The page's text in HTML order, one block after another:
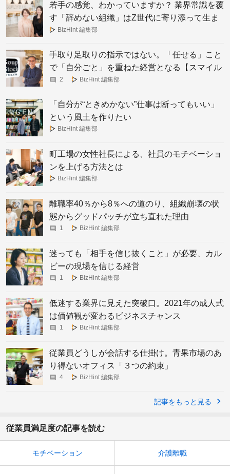
若手の感覚、わかっていますか？ 業界常識を覆
す「辞めない組織」はZ世代に寄り添って生ま
れた。
BizHint 編集部
手取り足取りの指示ではない。「任せる」こと
で「自分ごと」を重ねた経営となる【スマイル
ズ・遠山正道さん】
2 BizHint 編集部
「自分が“ときめかない”仕事は断ってもいい」
という風土を作りたい
BizHint 編集部
町工場の女性社長による、社員のモチベーショ
ンを上げる方法とは
BizHint 編集部
離職率40％から8％への道のり、組織崩壊の状
態からグッドパッチが立ち直れた理由
1 BizHint 編集部
迷っても「相手を信じ抜くこと」が必要、カル
ビーの現場を信じる経営
1 BizHint 編集部
低迷する業界に見えた突破口。2021年の成人式
は価値観が変わるビジネスチャンス
1 BizHint 編集部
従業員どうしが会話する仕掛け。青果市場のあ
り得ないオフィス「３つの約束」
4 BizHint 編集部
記事をもっと見る
従業員満足度の記事を読む
モチベーション 介護離職